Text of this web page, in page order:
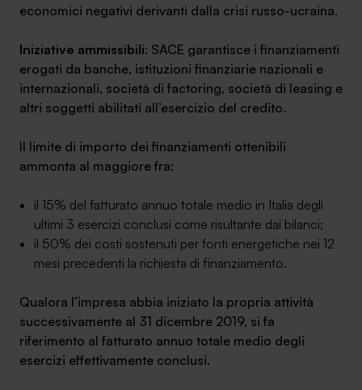
economici negativi derivanti dalla crisi russo-ucraina.
Iniziative ammissibili: SACE garantisce i finanziamenti
erogati da banche, istituzioni finanziarie nazionali e
internazionali, società di factoring, società di leasing e
altri soggetti abilitati all’esercizio del credito.
Il limite di importo dei finanziamenti ottenibili
ammonta al maggiore fra:
il 15% del fatturato annuo totale medio in Italia degli
ultimi 3 esercizi conclusi come risultante dai bilanci;
il 50% dei costi sostenuti per fonti energetiche nei 12
mesi precedenti la richiesta di finanziamento.
Qualora l’impresa abbia iniziato la propria attività
successivamente al 31 dicembre 2019, si fa
riferimento al fatturato annuo totale medio degli
esercizi effettivamente conclusi.